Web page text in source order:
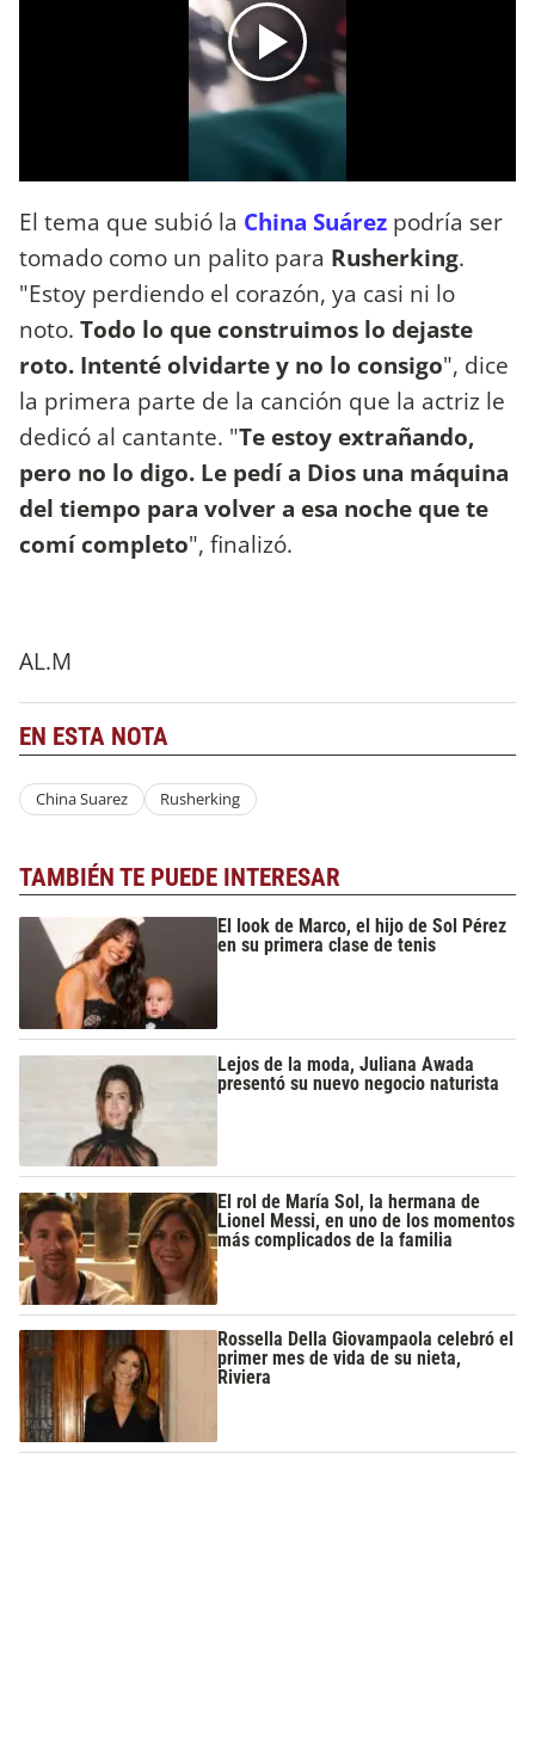
El tema que subió la China Suárez podría ser
tomado como un palito para Rusherking.
"Estoy perdiendo el corazón, ya casi ni lo
noto. Todo lo que construimos lo dejaste
roto. Intenté olvidarte y no lo consigo", dice
la primera parte de la canción que la actriz le
dedicó al cantante. "Te estoy extrañando,
pero no lo digo. Le pedí a Dios una máquina
del tiempo para volver a esa noche que te
comí completo", finalizó.
AL.M
EN ESTA NOTA
China Suarez Rusherking
TAMBIÉN TE PUEDE INTERESAR
El look de Marco, el hijo de Sol Pérez
en su primera clase de tenis
Lejos de la moda, Juliana Awada
presentó su nuevo negocio naturista
El rol de María Sol, la hermana de
Lionel Messi, en uno de los momentos
más complicados de la familia
Rossella Della Giovampaola celebró el
primer mes de vida de su nieta,
Riviera